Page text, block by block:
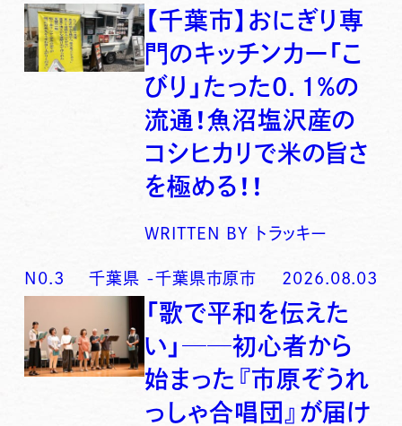
【千葉市】おにぎり専
門のキッチンカー「こ
びり」たった0．1％の
流通！魚沼塩沢産の
コシヒカリで米の旨さ
を極める！！
WRITTEN BY トラッキー
N0. 3 千葉県 -千葉県市原市 2026.08.03
「歌で平和を伝えた
い」──初心者から
始まった『市原ぞうれ
っしゃ合唱団』が届け